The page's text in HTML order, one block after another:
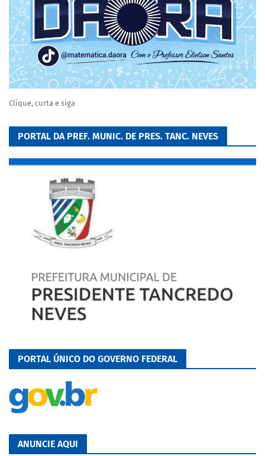
Clique, curta e siga
PORTAL DA PREF. MUNIC. DE PRES. TANC. NEVES
PORTAL ÚNICO DO GOVERNO FEDERAL
ANUNCIE AQUI